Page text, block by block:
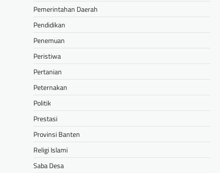
Pemerintahan Daerah
Pendidikan
Penemuan
Peristiwa
Pertanian
Peternakan
Politik
Prestasi
Provinsi Banten
Religi Islami
Saba Desa